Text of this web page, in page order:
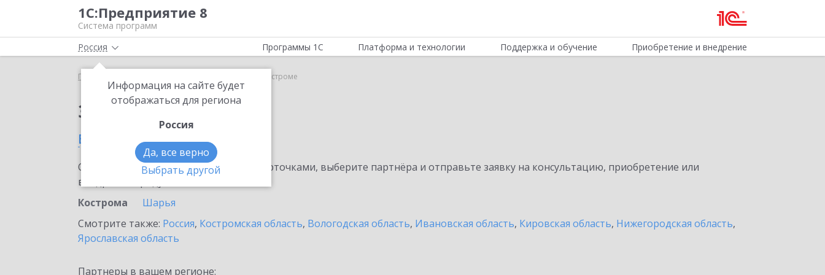
1С:Предприятие 8
Система программ
Россия
Информация на сайте будет
отображаться для региона
Россия
Да, все верно
Выбрать другой
Программы 1С Платформа и технологии Поддержка и обучение Приобретение и внедрение
Главная 1С-ОФД в Костроме
Заказать 1С-ОФД
в Костроме
Ознакомьтесь с информационными карточками, выберите партнёра и отправьте заявку на консультацию, приобретение или
внедрение продукта.
Кострома
Шарья
Смотрите также: Россия, Костромская область, Вологодская область, Ивановская область, Кировская область, Нижегородская область,
Ярославская область
Партнеры в вашем регионе: